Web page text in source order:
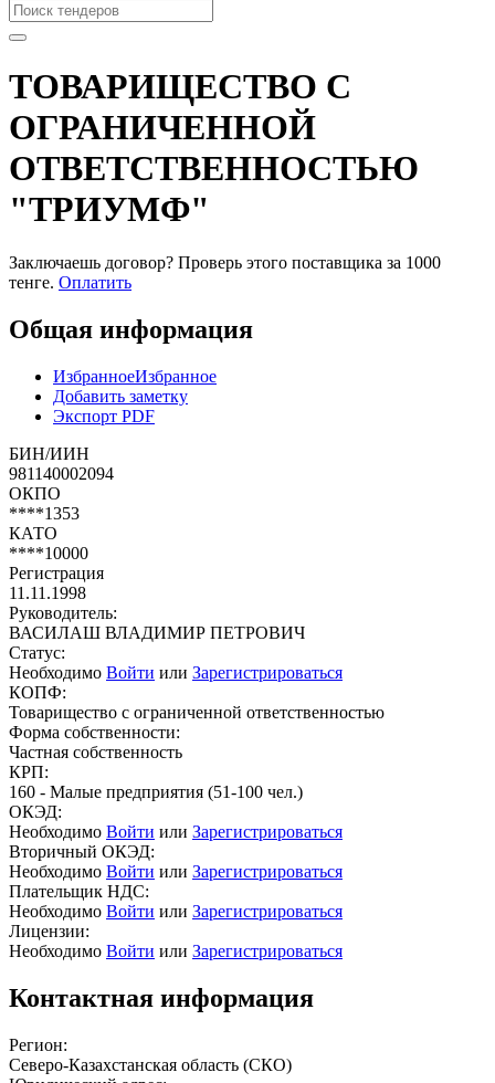
ТОВАРИЩЕСТВО С
ОГРАНИЧЕННОЙ
ОТВЕТСТВЕННОСТЬЮ
"ТРИУМФ"
Заключаешь договор? Проверь этого поставщика за 1000
тенге. Оплатить
Общая информация
ИзбранноеИзбранное
Добавить заметку
Экспорт PDF
БИН/ИИН
981140002094
ОКПО
****1353
КАТО
****10000
Регистрация
11.11.1998
Руководитель:
ВАСИЛАШ ВЛАДИМИР ПЕТРОВИЧ
Статус:
Необходимо Войти или Зарегистрироваться
КОПФ:
Товарищество с ограниченной ответственностью
Форма собственности:
Частная собственность
КРП:
160 - Малые предприятия (51-100 чел.)
ОКЭД:
Необходимо Войти или Зарегистрироваться
Вторичный ОКЭД:
Необходимо Войти или Зарегистрироваться
Плательщик НДС:
Необходимо Войти или Зарегистрироваться
Лицензии:
Необходимо Войти или Зарегистрироваться
Контактная информация
Регион:
Северо-Казахстанская область (СКО)